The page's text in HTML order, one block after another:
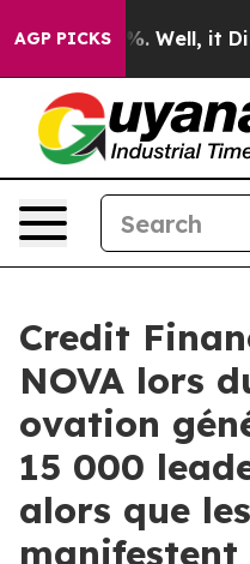
AGP PICKS
40%. Well, it Didn’t
Credit
NOVA lors
ovation
15 000
alors que